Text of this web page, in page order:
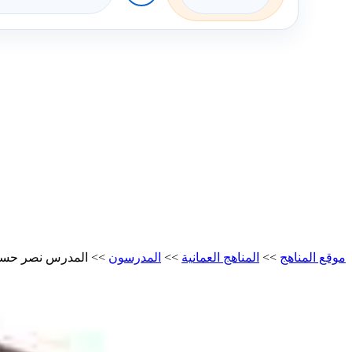
موقع المناهج >> المناهج العمانية >> المدرسون >> المدرس نصر